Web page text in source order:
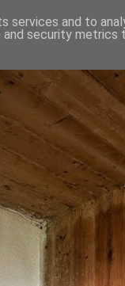
and to
security